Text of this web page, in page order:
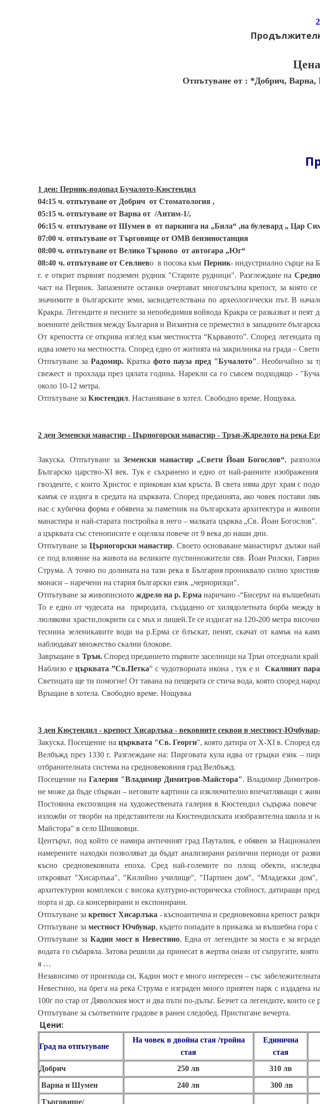
Отпътуване от : *Добрич,
1 ден: Перник-водопад Бучалото-Кюстендил
04:15 ч.отпътуване от Добрич от Стоматология ,
05:15 ч. отпътуване от Варна от /Антим-1/,
06:15 ч.отпътуване от Шумен в отпаркинга на „Била“ ,на булевард „ Цар
07:00 ч. отпътуване от Търговище от ОМВ бензиностанция
08:00 ч. отпътуване от Велико Търново от автогара „Юг“
08:40 ч. отпътуване от Севлиево в посока към Перник- индустриално сърце на
г. е открит първият подземен рудник "Старите рудници". Разглеждане на
част на Перник. Запазените останки очертават многоъгълна крепост, за
значимите в българските земи, засвидетелствана по археологически път. В
Кракра. Легендите и песните за непобедимия войвода Кракра се разказват и
военните действия между България и Византия се преместил в западните
От крепостта се открива изглед към местността “Кървавото”. Според
идва името на местността. Според едно от житията на закрилника на града –
Отпътуване за Радомир.Кратка фото пауза пред "Бучалото". Необичайно за
свежест и прохлада през цялата година. Нарекли са го съвсем подходящо -
около 10-12 метра.
Отпътуване заКюстендил. Настаняване в хотел. Свободно време. Нощувка.
2 ден Земенски манастир - Църногорски манастир - Трън-Ждрелото на река
Закуска. Отпътуване за Земенски манастир „Свети Йоан Богослов“,
Българско царство-XI век. Тук е съхранено и едно от най-ранните
гвоздеите, с които Христос е прикован към кръста. В света няма друг храм с
камък се издига в средата на църквата. Според преданията, ако човек постави
нас с кубична форма е обявена за паметник на българската архитектура и
манастира и най-старата постройка в него – малката църква „Св. Йоан
а църквата със стенописите е оцеляла повече от 9 века до наши дни.
Отпътуване за Църногорски манастир. Своето основаване манастирът дължи
се под влияние на живота на великите пустинножители свв. Йоан Рилски,
Струма. А точно по долината на тази река в България прониквало силно
монаси – наречени на стария български език „черноризци".
Отпътуване за живописнотождрело на р. Ерма наричано -“Бисерът на
То е едно от чудесата на природата, създадено от хилядолетната борба
люлякови храсти,покрити са с мъх и лишей.Те се издигат на 120-200 метра
теснина зеленикавите води на р.Ерма се блъскат, пенят, скачат от камък на
наблюдават множество скални блокове.
Завръщане в Трън. Според преданието първите заселници на Трън отседнали
Наблизо е църквата ”Св.Петка” с чудотворната икона , тук е и Скалният
Светицата ще ти помогне! От тавана на пещерата се стича вода, която според
Връщане в хотела. Свободно време. Нощувка
3 ден Кюстендил - крепост Хисарлъка - вековните секвои в местност-
Закуска. Посещение на църквата "Св. Георги", която датира от X-XI в. Според
Велбъжд през 1330 г. Разглеждане на: Пирговата кула идва от гръцки език –
отбранителната система на средновековния град Велбъжд.
Посещение наГалерия "Владимир Димитров-Майстора". Владимир
не може да бъде сбъркан – неговите картини са изключително впечатляващи с
Постоянна експозиция на художествената галерия в Кюстендил съдържа
изложби от творби на представители на Кюстендилската изобразителна
Майстора" в село Шишковци.
Центърът, под който се намира античният град Пауталия, е обявен за
намерените находки позволяват да бъдат анализирани различни периоди от
късно средновековната епоха. Сред най-големите по площ обекти,
открояват "Хисарлъка", "Килийно училище", "Партиен дом", "Младежки
архитектурни комплекси с висока културно-историческа стойност, датиращи
порта и др. са консервирани и експонирани.
Отпътуване закрепост Хисарлъка - късноантична и средновековна крепост
Отпътуване заместност Ючбунар, където попадате в приказка за вълшебна гора с
Отпътуване за Кадин мост в Невестино. Една от легендите за моста е за
водата го събаряла. Затова решили да принесат в жертва онази от съпругите,
я …
Независимо от произхода си, Кадин мост е много интересен – със
Невестино, на брега на река Струма е изграден много приятен парк с издадена
100г по стар от Дяволския мост и два пъти по-дълъг. Безчет са легендите, които се
Отпътуване за съответните градове в ранен следобед. Пристигане вечерта.
Цени:
Град на отпътуване
На човек в двойна стая /тройна
стая
Единична
стая
Добрич
250 лв 310 лв
Варна и Шумен
240 лв 300 лв
Търговище/